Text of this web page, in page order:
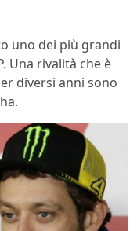
uno dei più grandi
Una rivalità che è
diversi anni sono